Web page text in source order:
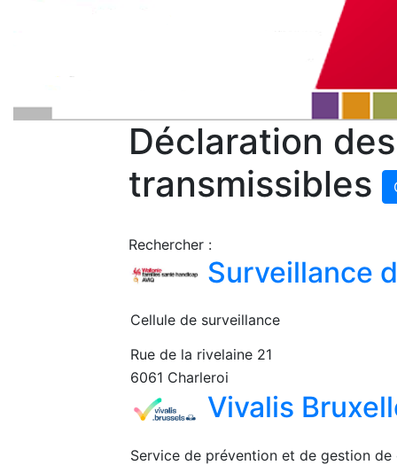
Déclaration
transmissibles
Rechercher :
Surveillance
Cellule de surveillance
Rue de la rivelaine 21
6061 Charleroi
Vivalis
Service de prévention et de gestion de